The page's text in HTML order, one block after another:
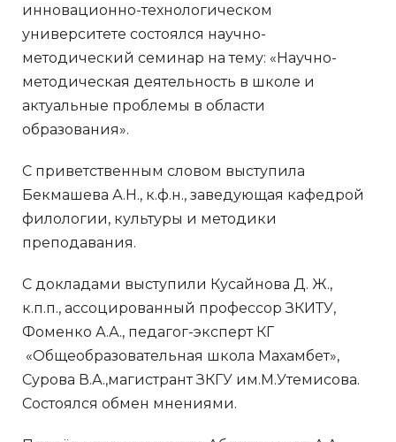
инновационно-технологическом
университете состоялся научно-
методический семинар на тему: «Научно-
методическая деятельность в школе и
актуальные проблемы в области
образования».
С приветственным словом выступила
Бекмашева А.Н., к.ф.н., заведующая кафедрой
филологии, культуры и методики
преподавания.
С докладами выступили Кусайнова Д. Ж.,
к.п.п., ассоцированный профессор ЗКИТУ,
Фоменко А.А., педагог-эксперт КГ
«Общеобразовательная школа Махамбет»,
Сурова В.А.,магистрант ЗКГУ им.М.Утемисова.
Состоялся обмен мнениями.